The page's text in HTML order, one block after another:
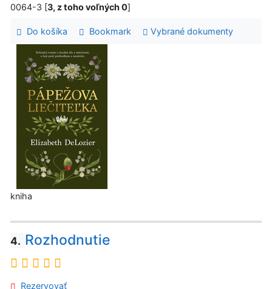
0064-3 [3, z toho voľných 0]
Do košíka Bookmark Vybrané dokumenty
kniha
4. Rozhodnutie
Rezervovať